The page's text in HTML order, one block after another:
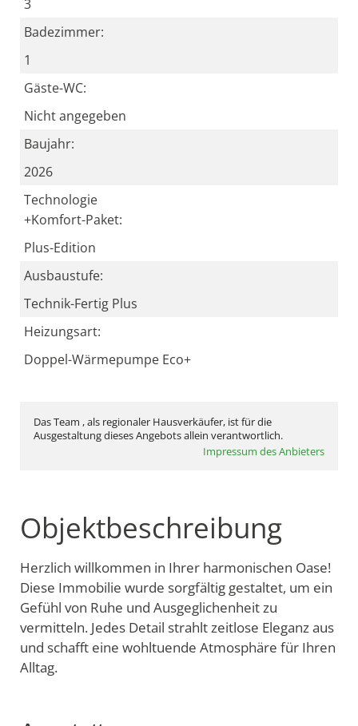
3
Badezimmer:
1
Gäste-WC:
Nicht angegeben
Baujahr:
2026
Technologie
+Komfort-Paket:
Plus-Edition
Ausbaustufe:
Technik-Fertig Plus
Heizungsart:
Doppel-Wärmepumpe Eco+
Das Team , als regionaler Hausverkäufer, ist für die
Ausgestaltung dieses Angebots allein verantwortlich.
Impressum des Anbieters
Objektbeschreibung
Herzlich willkommen in Ihrer harmonischen Oase!
Diese Immobilie wurde sorgfältig gestaltet, um ein
Gefühl von Ruhe und Ausgeglichenheit zu
vermitteln. Jedes Detail strahlt zeitlose Eleganz aus
und schafft eine wohltuende Atmosphäre für Ihren
Alltag.